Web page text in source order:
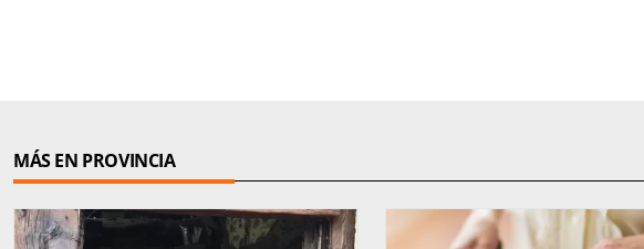
MÁS EN PROVINCIA